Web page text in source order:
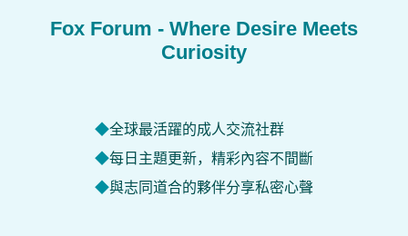
Fox Forum - Where Desire Meets
Curiosity
全球最活躍的成人交流社群
每日主題更新，精彩內容不間斷
與志同道合的夥伴分享私密心聲